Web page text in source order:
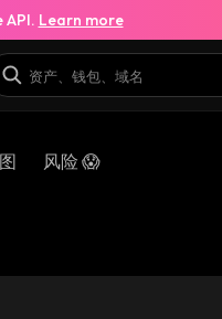
API. Learn more
风险 😱